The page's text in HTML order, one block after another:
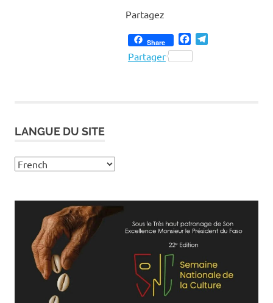
Partagez
Share Facebook
Partager
LANGUE DU SITE